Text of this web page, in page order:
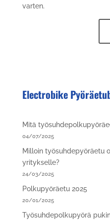
varten.
Electrobike
Mitä
04/07/2025
Milloin työsuhdepyöräetu
yritykselle?
24/03/2025
Polkupyöräetu 2025
20/01/2025
Työsuhdepolkupyörä